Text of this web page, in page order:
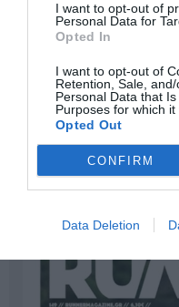
I want to opt-out of
Personal Data for
Opted In
I want to opt-out of
Retention, Sale,
Personal Data that
Purposes for which it
Opted Out
CONFIRM
Data Deletion